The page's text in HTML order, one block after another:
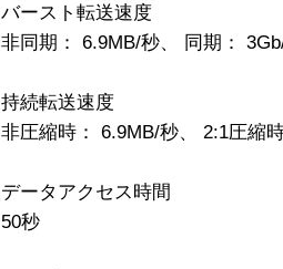
バースト転送速度
非同期： 6.9MB/秒、 同期：
持続転送速度
非圧縮時： 6.9MB/秒、 2:1圧縮
データアクセス時間
50秒